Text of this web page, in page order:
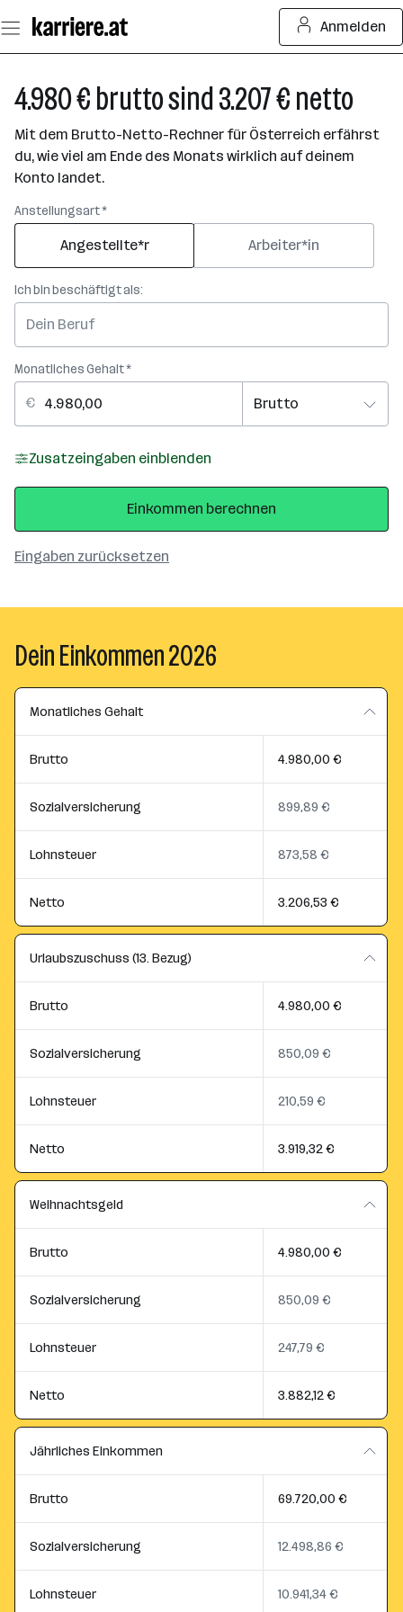
Seiteninhalt
springen
Anmelden
4.980 € brutto sind 3.207 € netto
Mit dem Brutto-Netto-Rechner für Österreich erfährst
du, wie viel am Ende des Monats wirklich auf deinem
Konto landet.
Anstellungsart *
Angestellte*r Arbeiter*in
Ich bin beschäftigt als:
Monatliches Gehalt *
Zusatzeingaben einblenden
Eingaben zurücksetzen
Einkommen berechnen
Dein Einkommen 2026
Monatliches Gehalt
Brutto 4.980,00 €
Sozialversicherung 899,89 €
Lohnsteuer 873,58 €
Netto 3.206,53 €
Urlaubszuschuss (13. Bezug)
Brutto 4.980,00 €
Sozialversicherung 850,09 €
Lohnsteuer 210,59 €
Netto 3.919,32 €
Weihnachtsgeld
Brutto 4.980,00 €
Sozialversicherung 850,09 €
Lohnsteuer 247,79 €
Netto 3.882,12 €
Jährliches Einkommen
Brutto 69.720,00 €
Sozialversicherung 12.498,86 €
Lohnsteuer 10.941,34 €